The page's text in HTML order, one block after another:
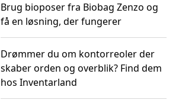
Brug bioposer fra Biobag Zenzo og
få en løsning, der fungerer
Drømmer du om kontorreoler der
skaber orden og overblik? Find dem
hos Inventarland